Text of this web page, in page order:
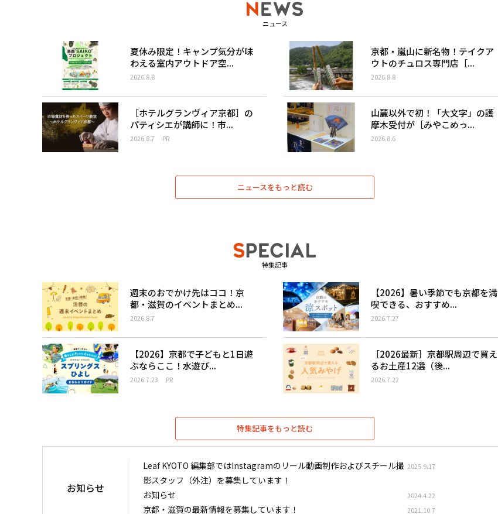
ニュース
夏休み限定！キャンプ気分が味
わえる室内アウトドア空...
2026.8.8
京都・嵐山に新名物！テイクア
ウトのチュロス専門店［...
2026.8.8
［ホテルグランヴィア京都］の
パティシエが講師に！市...
2026.8.7 PR
山麓以外で初！「大文字」の護
摩木受付が［みやこめっ...
2026.8.6
ニュースをもっと読む
特集記事
週末のおでかけ先はココ！京
都・滋賀のイベントまとめ...
2026.8.7
【2026】暑い季節でも京都を満
喫できる、おすすめ...
2026.7.27
【2026】京都で子どもと1日遊
ぶならここ！水遊び...
2026.7.23 PR
［2026最新］京都駅周辺で買え
るお土産12選（後...
2026.7.22
特集記事をもっと読む
お知らせ
Leaf KYOTO 編集部ではInstagramのリール動画制作およびスチール撮
影スタッフ（外注）を募集しています！
2025.9.17
お知らせ 2024.4.22
京都・滋賀の最新情報を募集しています！ 2021.10.7